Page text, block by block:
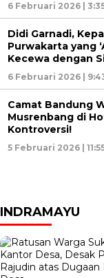
6 Februari 2026 |
Didi Garnadi,
Purwakarta yang
Kecewa dengan
6 Februari 2026 |
Camat Bandung
Musrenbang di
Kontroversi!
5 Februari 2026 |
INDRAMAYU